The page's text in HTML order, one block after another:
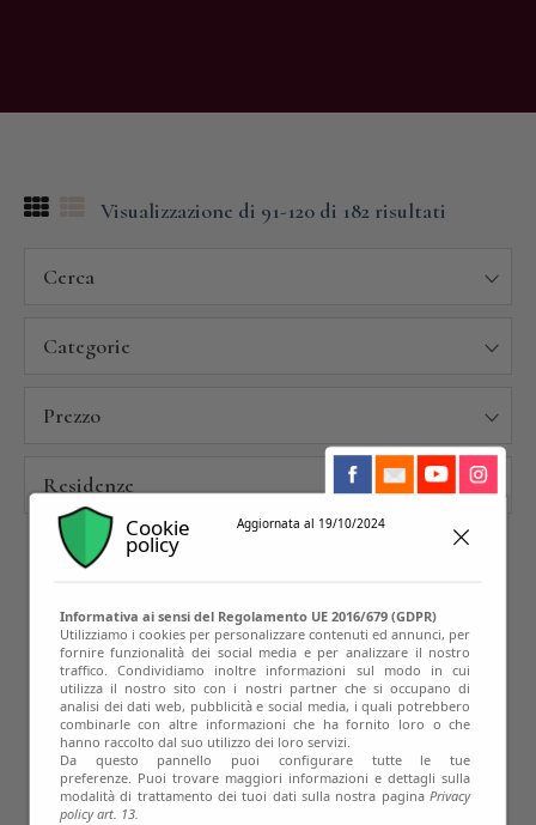
Visualizzazione di 91-120 di 182 risultati
Cerca
Categorie
Prezzo
Residenze
Cookie
policy
Aggiornata al 19/10/2024
Informativa ai sensi del Regolamento UE 2016/679 (GDPR)
Utilizziamo i cookies per personalizzare contenuti ed annunci, per
fornire funzionalità dei social media e per analizzare il nostro
traffico. Condividiamo inoltre informazioni sul modo in cui
utilizza il nostro sito con i nostri partner che si occupano di
analisi dei dati web, pubblicità e social media, i quali potrebbero
combinarle con altre informazioni che ha fornito loro o che
hanno raccolto dal suo utilizzo dei loro servizi.
Da questo pannello puoi configurare tutte le tue
preferenze. Puoi trovare maggiori informazioni e dettagli sulla
modalità di trattamento dei tuoi dati sulla nostra paginaPrivacy
policy art. 13.